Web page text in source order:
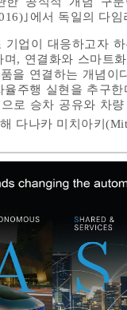
｣에서 독일의 다
기업이 대응하고자
며, 연결화와 스마트
을 연결하는 개념
주행 실현을 추구
로 승차 공유와 차
다나카 미치아키